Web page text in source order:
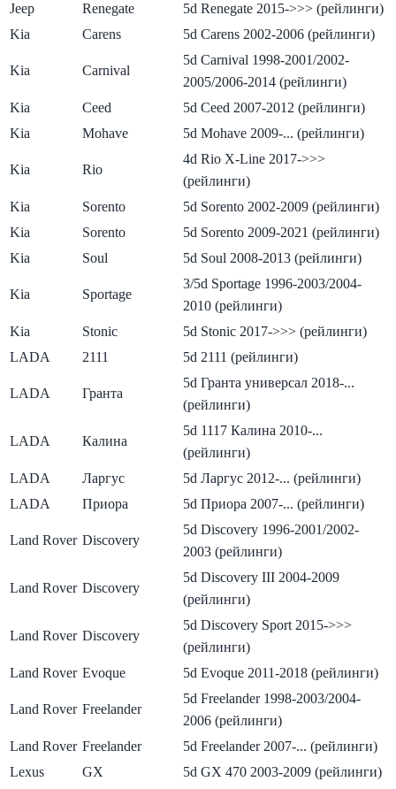
Jeep
Renegate
5d Renegate 2015->>> (рейлинги)
Kia
Carens 5d Carens 2002-2006 (рейлинги)
Kia Carnival
5d Carnival 1998-2001/2002-
2005/2006-2014 (рейлинги)
Kia
Ceed
5d Ceed 2007-2012 (рейлинги)
Kia
Mohave 5d Mohave 2009-... (рейлинги)
Kia Rio
4d Rio X-Line 2017->>>
(рейлинги)
Kia
Sorento
5d Sorento 2002-2009 (рейлинги)
Kia
Sorento
5d Sorento 2009-2021 (рейлинги)
Kia
Soul 5d Soul 2008-2013 (рейлинги)
Kia Sportage
3/5d Sportage 1996-2003/2004-
2010 (рейлинги)
Kia
Stonic
5d Stonic 2017->>> (рейлинги)
LADA
2111 5d 2111 (рейлинги)
LADA Гранта
5d Гранта универсал 2018-...
(рейлинги)
LADA Калина
5d 1117 Калина 2010-...
(рейлинги)
LADA
Ларгус
5d Ларгус 2012-... (рейлинги)
LADA
Приора 5d Приора 2007-... (рейлинги)
Land Rover Discovery
5d Discovery 1996-2001/2002-
2003 (рейлинги)
Land Rover Discovery
5d Discovery III 2004-2009
(рейлинги)
Land Rover Discovery
5d Discovery Sport 2015->>>
(рейлинги)
Land Rover Evoque 5d Evoque 2011-2018 (рейлинги)
Land Rover Freelander
5d Freelander 1998-2003/2004-
2006 (рейлинги)
Land Rover Freelander
5d Freelander 2007-... (рейлинги)
Lexus
GX
5d GX 470 2003-2009 (рейлинги)